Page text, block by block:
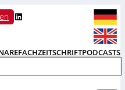
LinkedIn
FACHZEITSCHRIFTPODCASTS